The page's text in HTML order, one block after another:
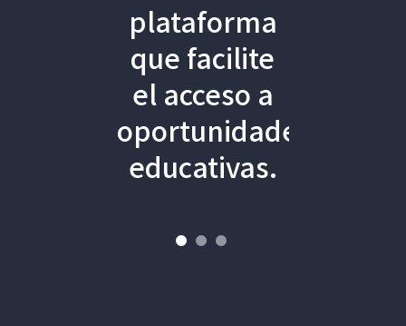
plataforma
que facilite
el acceso a
oportunidades
educativas.